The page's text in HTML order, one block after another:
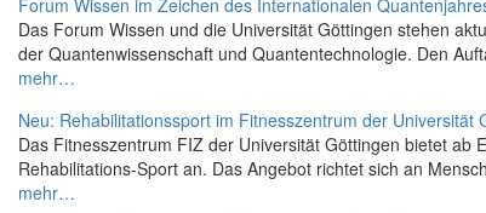
Forum Wissen im Zeichen des Internationalen
Das Forum Wissen und die Universität Göttingen stehen
der Quantenwissenschaft und Quantentechnologie. Den
mehr…
Neu: Rehabilitationssport im Fitnesszentrum der Universität
Das Fitnesszentrum FIZ der Universität Göttingen bietet
Rehabilitations-Sport an. Das Angebot richtet sich an
mehr…